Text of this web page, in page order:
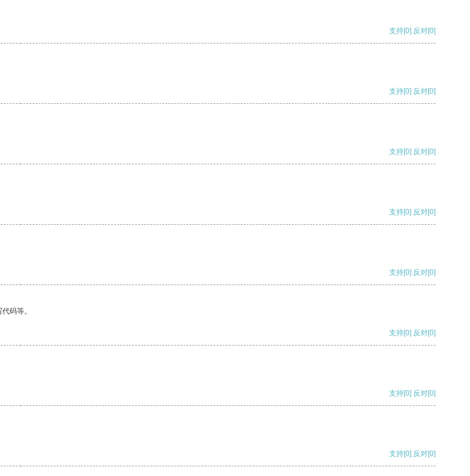
支持[0] 反对[0]
支持[0] 反对[0]
支持[0] 反对[0]
支持[0] 反对[0]
支持[0] 反对[0]
码等。
支持[0] 反对[0]
支持[0] 反对[0]
支持[0] 反对[0]